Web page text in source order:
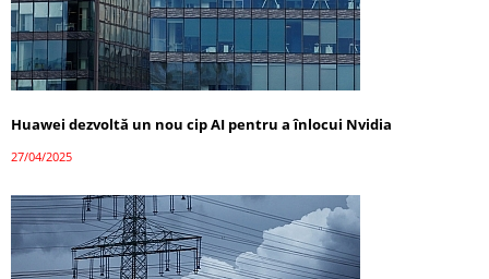
Huawei dezvoltă un nou cip AI pentru a înlocui Nvidia
27/04/2025